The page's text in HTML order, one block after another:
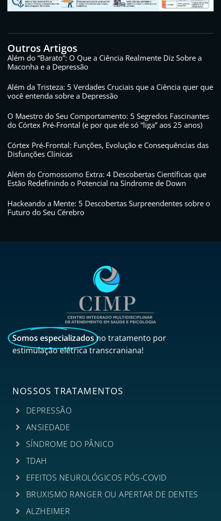
Outros Artigos
Além do “Barato”: O Que a Ciência Realmente Diz Sobre a
Maconha e a Depressão
Além da Tristeza: 5 Verdades Cruciais que a Ciência quer que
você entenda sobre a Depressão
O Maestro do Seu Comportamento: 5 Segredos Fascinantes
do Córtex Pré-Frontal (e por que ele só “liga” aos 25 anos)
Córtex Pré-Frontal: Funções, Evolução e Consequências das
Disfunções Clínicas
Além do Cromossomo Extra: 4 Descobertas Científicas que
Estão Redefinindo o Potencial na Síndrome de Down
Hackeando a Mente: 5 Descobertas Surpreendentes sobre o
Futuro do Seu Cérebro
Somos especializadosno tratamento por
estimulação elétrica transcraniana!
NOSSOS TRATAMENTOS
DEPRESSÃO
ANSIEDADE
SÍNDROME DO PÂNICO
TDAH
EFEITOS NEUROLÓGICOS PÓS-COVID
BRUXISMO RANGER OU APERTAR DE DENTES
ALZHEIMER